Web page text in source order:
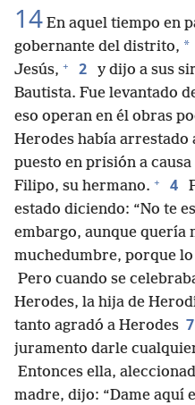
14 En aquel tiempo en
gobernante del distrito, *
Jesús, + 2
y dijo a sus
Bautista. Fue levantado
eso operan en él obras
Herodes había arrestado
puesto en prisión a
Filipo, su hermano. + 4
estado diciendo: “No te
embargo, aunque quería
muchedumbre, porque
Pero cuando se
Herodes, la hija de
tanto agradó a Herodes 7
juramento darle
Entonces ella,
madre, dijo: “Dame aquí